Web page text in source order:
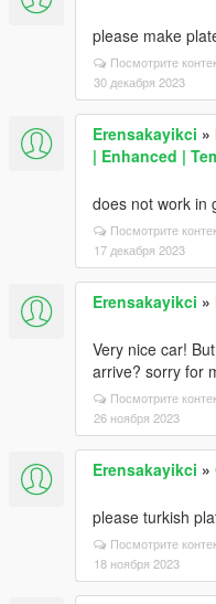
please make
Посмотрите
30 декабря 2023
Erensakayikci »
| Enhanced |
does not work in
Посмотрите
17 декабря 2023
Erensakayikci »
Very nice car!
arrive? sorry for
Посмотрите
26 ноября 2023
Erensakayikci »
please turkish
Посмотрите
18 ноября 2023